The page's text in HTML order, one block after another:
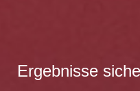
Ergebnisse